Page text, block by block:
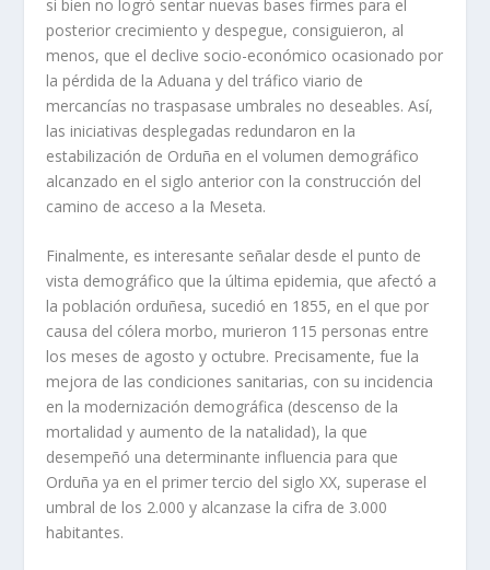
si bien no logró sentar nuevas bases firmes para el
posterior crecimiento y despegue, consiguieron, al
menos, que el declive socio-económico ocasionado por
la pérdida de la Aduana y del tráfico viario de
mercancías no traspasase umbrales no deseables. Así,
las iniciativas desplegadas redundaron en la
estabilización de Orduña en el volumen demográfico
alcanzado en el siglo anterior con la construcción del
camino de acceso a la Meseta.
Finalmente, es interesante señalar desde el punto de
vista demográfico que la última epidemia, que afectó a
la población orduñesa, sucedió en 1855, en el que por
causa del cólera morbo, murieron 115 personas entre
los meses de agosto y octubre. Precisamente, fue la
mejora de las condiciones sanitarias, con su incidencia
en la modernización demográfica (descenso de la
mortalidad y aumento de la natalidad), la que
desempeñó una determinante influencia para que
Orduña ya en el primer tercio del siglo XX, superase el
umbral de los 2.000 y alcanzase la cifra de 3.000
habitantes.